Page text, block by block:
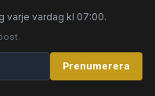
varje vardag kl 07:00.
Prenumerera